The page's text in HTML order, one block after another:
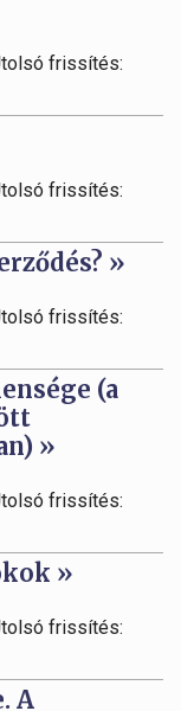
frissítés:
frissítés:
»
frissítés:
(a
»
frissítés:
»
frissítés:
A